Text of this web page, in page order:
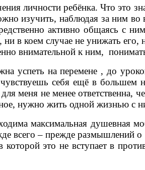
личности ребёнка. Что это
изучить, наблюдая за ним
активно общаясь с
ни в коем случае не унижать
внимательной к ним,
на перемене , до уроков
себя ещё в
меня не менее
нужно жить одной жизнью с
максимальная душевная
всего – прежде размышлений
это не вступает в